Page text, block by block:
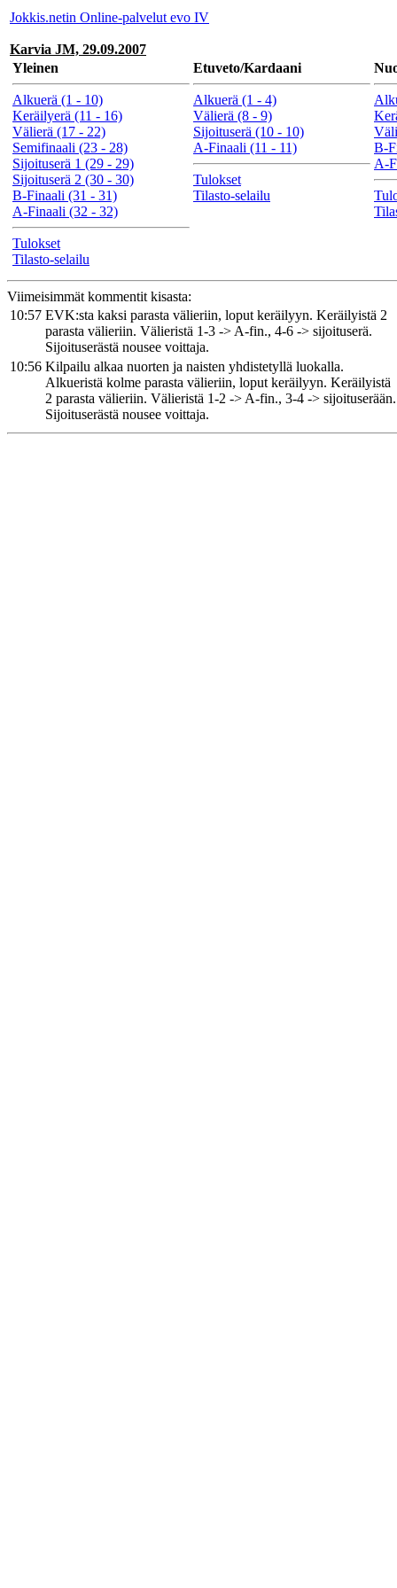
Jokkis.netin Online-palvelut evo IV
Karvia JM, 29.09.2007
Yleinen
Alkuerä (1 - 10)
Keräilyerä (11 - 16)
Välierä (17 - 22)
Semifinaali (23 - 28)
Sijoituserä 1 (29 - 29)
Sijoituserä 2 (30 - 30)
B-Finaali (31 - 31)
A-Finaali (32 - 32)
Tulokset
Tilasto-selailu
Etuveto/Kardaani
Alkuerä (1 - 4)
Välierä (8 - 9)
Sijoituserä (10 - 10)
A-Finaali (11 - 11)
Tulokset
Tilasto-selailu
B-
A-
Viimeisimmät kommentit kisasta:
10:57 EVK:sta kaksi parasta välieriin, loput keräilyyn. Keräilyistä 2
parasta välieriin. Välieristä 1-3 -> A-fin., 4-6 -> sijoituserä.
Sijoituserästä nousee voittaja.
10:56 Kilpailu alkaa nuorten ja naisten yhdistetyllä luokalla.
Alkueristä kolme parasta välieriin, loput keräilyyn. Keräilyistä
2 parasta välieriin. Välieristä 1-2 -> A-fin., 3-4 -> sijoituserään.
Sijoituserästä nousee voittaja.